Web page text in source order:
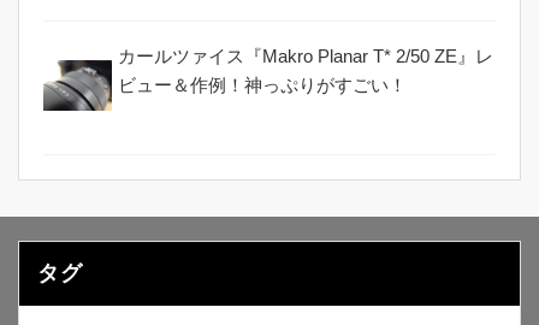
カールツァイス『Makro Planar T* 2/50 ZE』レ
ビュー＆作例！神っぷりがすごい！
タグ